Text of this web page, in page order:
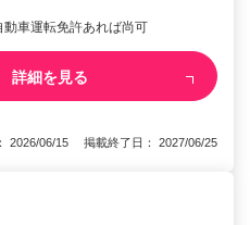
車運転免許あれば尚可
詳細を見る
2026/06/15 掲載終了日： 2027/06/25